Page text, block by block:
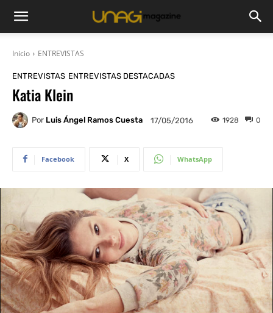
Inicio ENTREVISTAS
ENTREVISTAS ENTREVISTAS DESTACADAS
Katia Klein
Por Luis Ángel Ramos Cuesta 17/05/2016 0
1928
Facebook X WhatsApp